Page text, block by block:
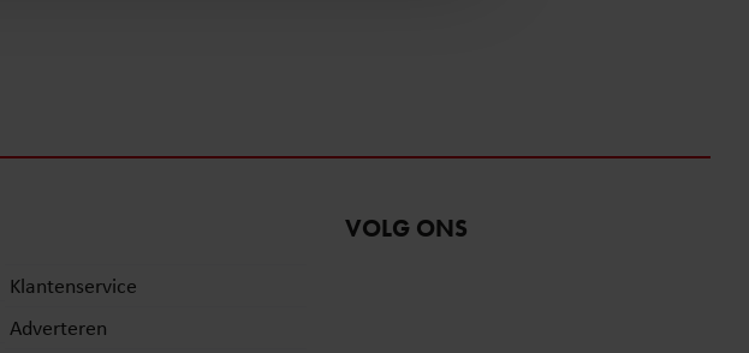
Klantenservice
Adverteren
VOLG ONS